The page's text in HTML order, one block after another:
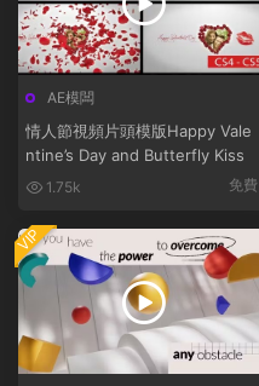
AE模闆
情人節視頻片頭模版Happy Vale
ntine’s Day and Butterfly Kiss
1.75k 免費
VIP